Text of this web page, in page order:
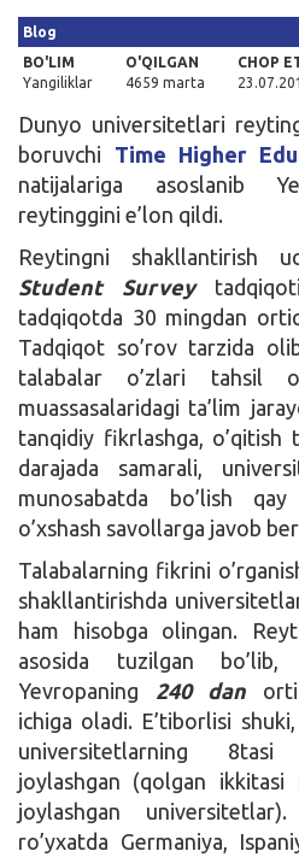
Blog
BO'LIM
Yangiliklar
O'QILGAN
4659 marta
CHOP
Dunyo universitetlari
boruvchi Time Higher
natijalariga asoslanib
reytinggini e’lon qildi.
Reytingni shakllantirish
Student Survey
tadqiqotda 30 mingdan
Tadqiqot so’rov tarzida
talabalar o’zlari tahsil
muassasalaridagi ta’lim
tanqidiy fikrlashga, o’qitish
darajada samarali,
munosabatda bo’lish
o’xshash savollarga javob
Talabalarning fikrini
shakllantirishda
ham hisobga olingan.
asosida tuzilgan
Yevropaning 240 dan
ichiga oladi. E’tiborlisi
universitetlarning
joylashgan (qolgan ikkitasi
joylashgan
ro’yxatda Germaniya,